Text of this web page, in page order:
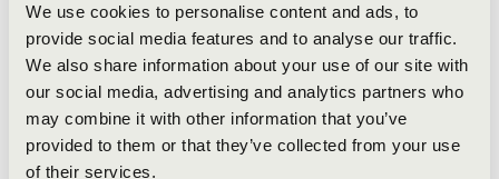
We use cookies to personalise content and ads, to
provide social media features and to analyse our traffic.
We also share information about your use of our site with
our social media, advertising and analytics partners who
may combine it with other information that you’ve
provided to them or that they’ve collected from your use
of their services.